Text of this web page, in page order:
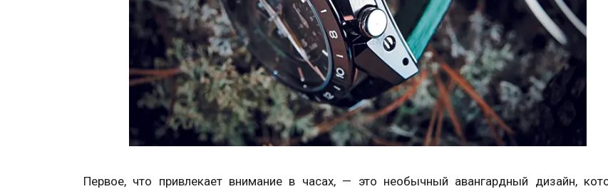
Первое, что привлекает внимание в часах, — это необычный авангардный дизайн,